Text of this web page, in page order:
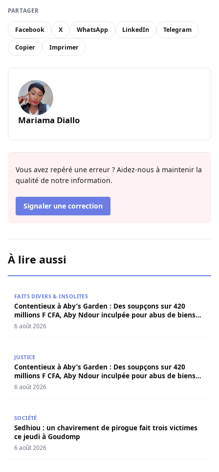
PARTAGER
Facebook X WhatsApp LinkedIn Telegram
Copier Imprimer
Mariama Diallo
Vous avez repéré une erreur ? Aidez-nous à maintenir la
qualité de notre information.
Signaler une correction
À lire aussi
FAITS DIVERS & INSOLITES
Contentieux à Aby’s Garden : Des soupçons sur 420
millions F CFA, Aby Ndour inculpée pour abus de biens
sociaux
6 août 2026
JUSTICE
Contentieux à Aby’s Garden : Des soupçons sur 420
millions F CFA, Aby Ndour inculpée pour abus de biens
sociaux
6 août 2026
SOCIÉTÉ
Sedhiou : un chavirement de pirogue fait trois victimes
ce jeudi à Goudomp
6 août 2026